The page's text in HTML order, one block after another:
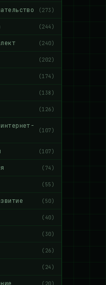
(273)
(244)
(240)
(202)
(174)
(138)
(126)
(107)
(107)
(74)
(55)
(50)
(40)
(30)
(26)
(24)
(20)